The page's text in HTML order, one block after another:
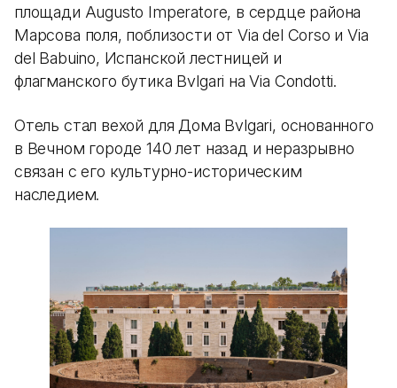
площади Augusto Imperatore, в сердце района
Марсова поля, поблизости от Via del Corso и Via
del Babuino, Испанской лестницей и
флагманского бутика Bvlgari на Via Condotti.
Отель стал вехой для Дома Bvlgari, основанного
в Вечном городе 140 лет назад и неразрывно
связан с его культурно-историческим
наследием.